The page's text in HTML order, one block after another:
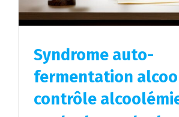
Syndrome auto-
fermentation
contrôle